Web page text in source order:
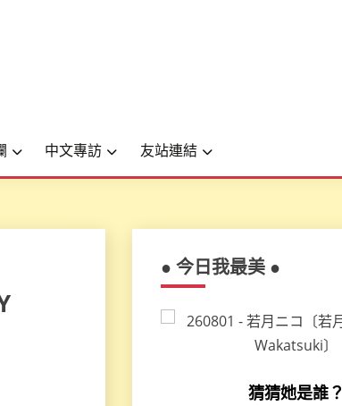
中文專訪 友站連結
● 今日我最美 ●
猜猜她是誰？